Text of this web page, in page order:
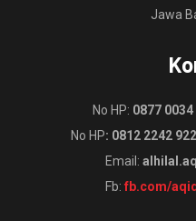
Jawa
No HP: 0877
No HP: 0812 2242
Email:
Fb: fb.com/